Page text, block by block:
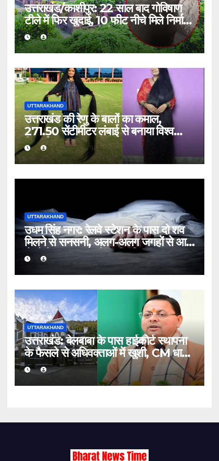
उत्तराखंड/काशीपुर: 22 साल बाद गोविषाण
टीले में फिर खुदाई, 10 फीट नीचे मिले निर्माण
के निशान; मानसून ने रोका काम
UTTARAKHAND
उत्तराखंड की रेणु के बालों का कमाल,
271.50 सेंटीमीटर लंबाई से बनाया विश्व
रिकॉर्ड
UTTARAKHAND
उधम सिंह नगर: रेलवे स्टेशन के पास दो शव
मिलने से सनसनी, अलग-अलग जगहों से आए
थे दोनों मृतक; जांच में जुटी पुलिस
UTTARAKHAND
उत्तराखंड: बेलबाबा के पास हाईकोर्ट स्थापना
के फैसले से अधिवक्ताओं में खुशी, CM धामी
का जताया आभार